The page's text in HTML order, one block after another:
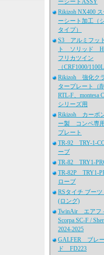
ーシートASSY
Rikizoh NX400
ーシート加工（
タイプ）
S3 アルミフッ
ト ソリッド
フリカツイン
（CRF1000/
Rikizoh 強化ク
タープレート（
RTL-F、montesa
シリーズ用
Rikizoh カーボ
ー製 コンペ専
プレート
TR-92 TRY-1-
ーブ
TR-82 TRY1-
TR-82P TRY1-
ローブ
RSタイチ ブーツ
(ロング)
TwinAir エアフ
Scorpa SC-F /
2024-2025
GALFER ブレ
ド FD223